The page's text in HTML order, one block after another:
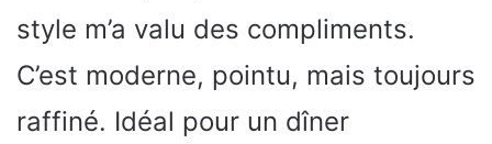
style m’a valu des compliments.
C’est moderne, pointu, mais toujours
raffiné. Idéal pour un dîner